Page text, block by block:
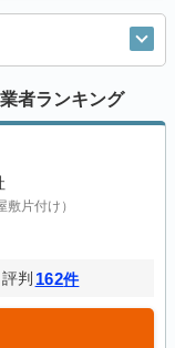
者ランキング
敷片付け）
判 162件